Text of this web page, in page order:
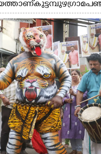
കുട്ടമ്പുഴ ഗ്രാമ
തേക്കല്ല്, വെട്ടിക്കല്ല്,
പ്രധാന സഞ്ചാര
വള്ളം